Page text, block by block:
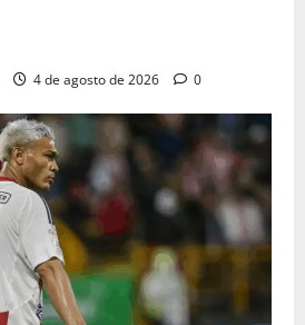
4 de agosto de 2026 0